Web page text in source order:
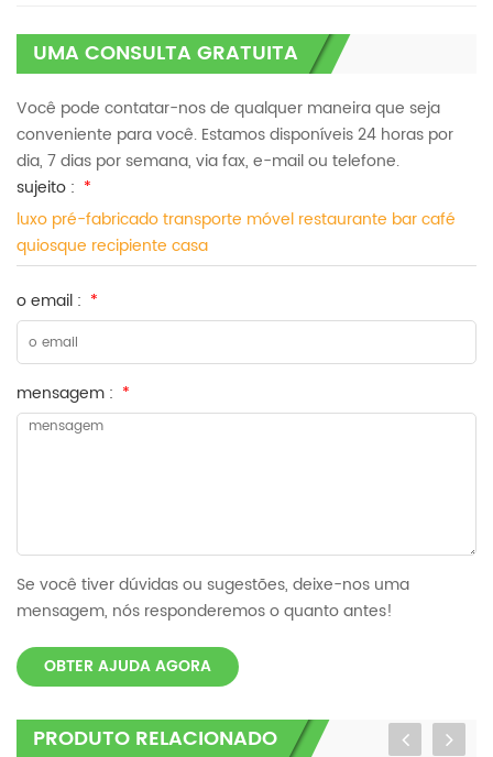
UMA CONSULTA GRATUITA
Você pode contatar-nos de qualquer maneira que seja
conveniente para você. Estamos disponíveis 24 horas por
dia, 7 dias por semana, via fax, e-mail ou telefone.
sujeito : *
luxo pré-fabricado transporte móvel restaurante bar café
quiosque recipiente casa
o email : *
mensagem : *
Se você tiver dúvidas ou sugestões, deixe-nos uma
mensagem, nós responderemos o quanto antes!
OBTER AJUDA AGORA
PRODUTO RELACIONADO